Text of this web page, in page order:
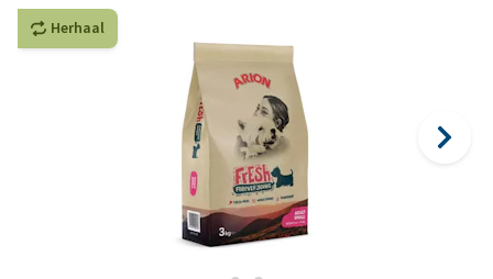
Herhaal